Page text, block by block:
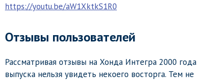
https://youtu.be/aW1XktkS1R0
Отзывы пользователей
Рассматривая отзывы на Хонда Интегра 2000 года
выпуска нельзя увидеть некоего восторга. Тем не